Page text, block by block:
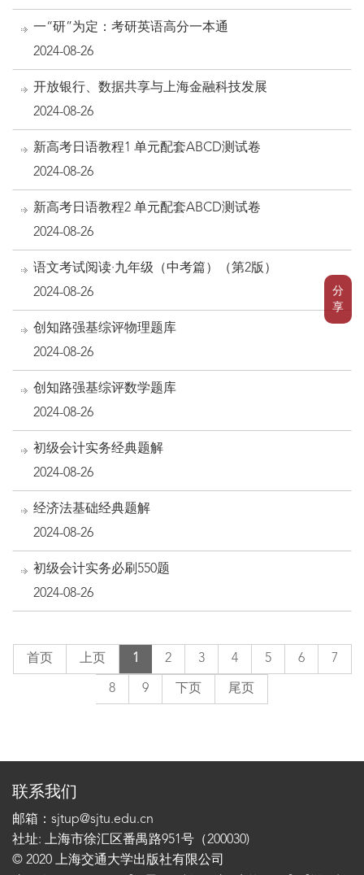
分
享
一“研”为定：考研英语高分一本通
2024-08-26
开放银行、数据共享与上海金融科技发展
2024-08-26
新高考日语教程1 单元配套ABCD测试卷
2024-08-26
新高考日语教程2 单元配套ABCD测试卷
2024-08-26
语文考试阅读·九年级（中考篇）（第2版）
2024-08-26
创知路强基综评物理题库
2024-08-26
创知路强基综评数学题库
2024-08-26
初级会计实务经典题解
2024-08-26
经济法基础经典题解
2024-08-26
初级会计实务必刷550题
2024-08-26
首页 上页 1 2 3 4 5 6 7
8 9 下页 尾页
联系我们
邮箱：sjtup@sjtu.edu.cn
社址: 上海市徐汇区番禺路951号（200030)
© 2020 上海交通大学出版社有限公司